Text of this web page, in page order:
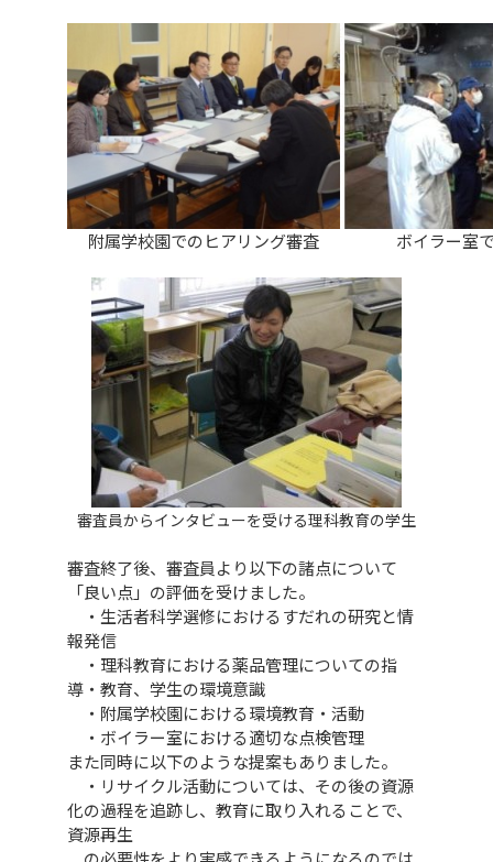
附属学校園でのヒアリング審査 ボイラー室
審査員からインタビューを受ける理科教育の学生
審査終了後、審査員より以下の諸点について
「良い点」の評価を受けました。
・生活者科学選修におけるすだれの研究と情
報発信
・理科教育における薬品管理についての指
導・教育、学生の環境意識
・附属学校園における環境教育・活動
・ボイラー室における適切な点検管理
また同時に以下のような提案もありました。
・リサイクル活動については、その後の資源
化の過程を追跡し、教育に取り入れることで、
資源再生